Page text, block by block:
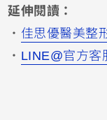
延伸閱讀：
・ 佳思優醫美整
・ LINE@官方客